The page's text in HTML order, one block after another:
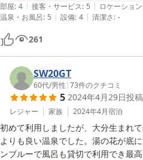
部屋: 4 | 接客・サービス: 5 | ロケーション
温泉・お風呂: 5 | 設備: 4 | 清潔さ: -
261
SW20GT
60代/男性 |73件のクチコミ
5 2024年4月29日投稿
レジャー 家族 2024年4月宿泊
初めて利用しましたが、大分生まれ
よりも良い温泉でした。湯の花が底
ンブルーで風呂も貸切で利用でき最